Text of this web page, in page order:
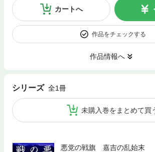
カートへ
作品をチェックする
作品情報へ
シリーズ 全1冊
未購入巻をまとめて買
悪党の戦旗 嘉吉の乱始末